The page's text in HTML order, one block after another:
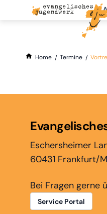
Home Termine
Eschersheimer
60431 Frankfurt/
Bei Fragen gerne
Service Portal